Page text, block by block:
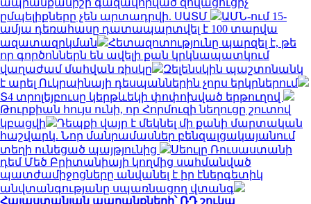
ըմպելիքները չեն արտադրվի. ՍԱՏՄ
ԱՄՆ-ում 15-
ամյա դեռահասը դատապարտվել է 100 տարվա
ազատազրկման
Հետազոտությունը պարզել է, թե
որ գործոններն են ավելի քան կրկնապատկում
վաղաժամ մահվան ռիսկը
Զելենսկին պաշտոնանկ
է արել Ուկրաինայի դեսպաններին չորս երկրներում
Տ4 տրոլեյբուսը կերթևեկի փոփոխված երթուղով
Թուրքիան հույս ունի, որ Հորմուզի նեղուցը շուտով
կբացվի
Դեպքի վայր է մեկնել մի քանի մարտական
հաշվարկ. Նոր մանրամասներ բենզալցակայանում
տեղի ունեցած պայթյունից
Սեուլը Ռուսաստանի
դեմ Մեծ Բրիտանիայի կողմից սահմանված
պատժամիջոցները անվանել է իր էներգետիկ
անվտանգությանը սպառնացող վտանգ
Հայաստանյան ապրանքների՝ ՌԴ շուկա